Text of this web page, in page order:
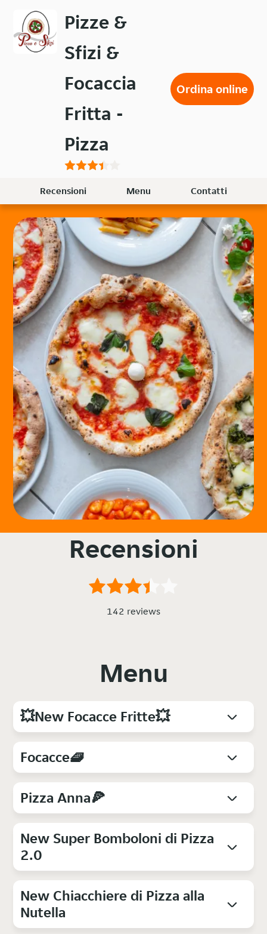
contenuto
principale
Pizze &
Sfizi &
Focaccia
Fritta -
Pizza
Ordina online
Recensioni Menu Contatti
Recensioni
142 reviews
Menu
💥New Focacce Fritte💥
Focacce🧇
Pizza Anna🍕
New Super Bomboloni di Pizza
2.0
New Chiacchiere di Pizza alla
Nutella